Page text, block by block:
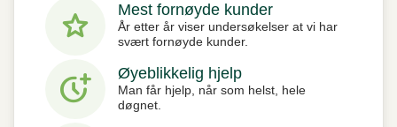
star Mest fornøyde kunder
År etter år viser undersøkelser at vi har
svært fornøyde kunder.
more_time Øyeblikkelig hjelp
Man får hjelp, når som helst, hele
døgnet.